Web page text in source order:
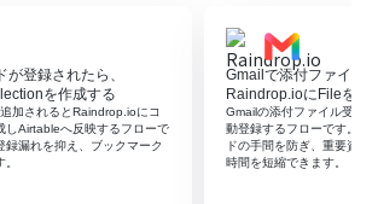
ーでOutlookを選択し、「特定の件名のメー
ら」というアクションを設定します。
ーションでAI機能の「テキストからデータを
クションを設定し、受信したメール本文から
ルなどの情報を抽出します。
登録されたら、
を作成する
加されるとRaindrop.ioにコ
しAirtableへ反映するフローで
録漏れを抑え、ブックマーク
Gmailで添付ファイル
Raindrop.ioにFileをア
Gmailの添付ファイル受信
動登録するフローです。保
ドの手間を防ぎ、重要資料
時間を短縮できます。